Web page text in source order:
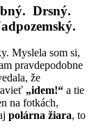
Drsný.
Myslela som si,
pravdepodobne
že
„idem!“ a tie
na fotkách,
polárna žiara, to